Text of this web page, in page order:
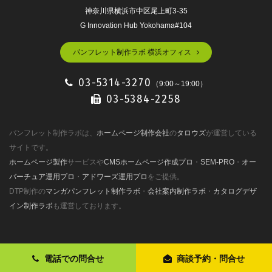
神奈川県横浜市中区尾上町3-35
G Innovation Hub Yokohama#104
パンフレット制作ラボ 横浜オフィス
03-5314-3270 （9:00～19:00）
03-5384-2258
パンフレット制作ラボは、 ホームページ制作会社のタロウズが運営している
サイトです。
ホームページ製作サービスやCMSホームページ作成プロ ・ SEM-PRO ・ オー
バーチュア運用プロ ・ アドワーズ運用プロ をご提供。
DTP制作のマンガパンフレット制作ラボ ・ 会社案内制作ラボ ・ カタログデザ
イン制作ラボ も運営しております。
電話での問合せ 商談予約・問合せ